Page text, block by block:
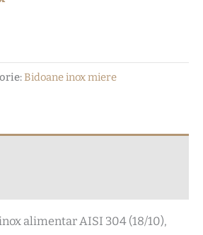
Bidoane inox miere
alimentar AISI 304 (18/10),